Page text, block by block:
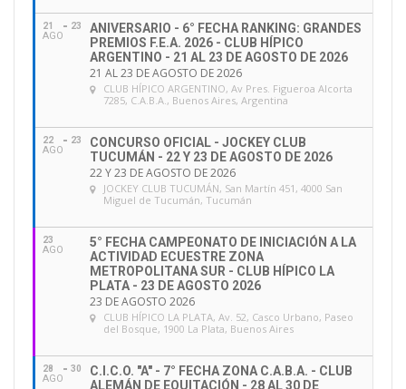
21
AGO
23
ANIVERSARIO - 6° FECHA RANKING: GRANDES
PREMIOS F.E.A. 2026 - CLUB HÍPICO
ARGENTINO - 21 AL 23 DE AGOSTO DE 2026
21 AL 23 DE AGOSTO DE 2026
CLUB HÍPICO ARGENTINO, Av Pres. Figueroa Alcorta
7285, C.A.B.A., Buenos Aires, Argentina
22
AGO
23
CONCURSO OFICIAL - JOCKEY CLUB
TUCUMÁN - 22 Y 23 DE AGOSTO DE 2026
22 Y 23 DE AGOSTO DE 2026
JOCKEY CLUB TUCUMÁN, San Martín 451, 4000 San
Miguel de Tucumán, Tucumán
23
AGO
5° FECHA CAMPEONATO DE INICIACIÓN A LA
ACTIVIDAD ECUESTRE ZONA
METROPOLITANA SUR - CLUB HÍPICO LA
PLATA - 23 DE AGOSTO 2026
23 DE AGOSTO 2026
CLUB HÍPICO LA PLATA, Av. 52, Casco Urbano, Paseo
del Bosque, 1900 La Plata, Buenos Aires
28
AGO
30
C.I.C.O. "A" - 7° FECHA ZONA C.A.B.A. - CLUB
ALEMÁN DE EQUITACIÓN - 28 AL 30 DE